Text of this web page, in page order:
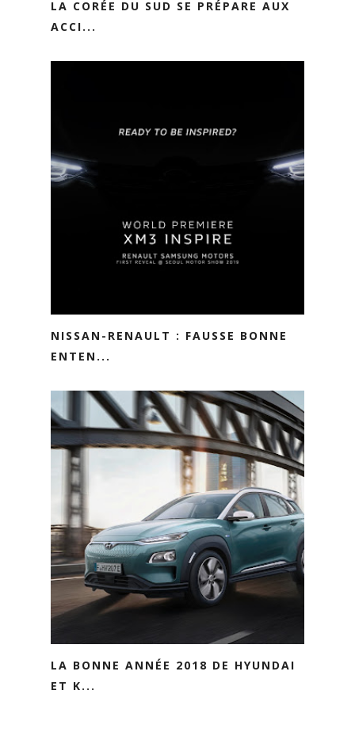
LA CORÉE DU SUD SE PRÉPARE AUX
ACCI...
NISSAN-RENAULT : FAUSSE BONNE
ENTEN...
LA BONNE ANNÉE 2018 DE HYUNDAI
ET K...